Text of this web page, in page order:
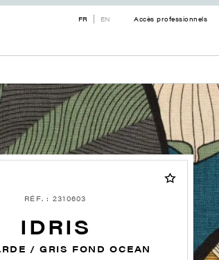
FR EN Accès professionnels
RÉF. : 2310603
IDRIS
/ GRIS FOND OCEAN